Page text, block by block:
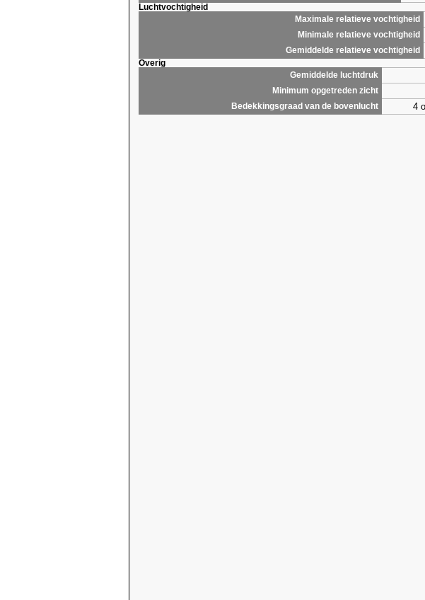
Luchtvochtigheid
Maximale relatieve vochtigheid
Minimale relatieve vochtigheid
Gemiddelde relatieve vochtigheid
Overig
Gemiddelde luchtdruk
Minimum opgetreden zicht
Bedekkingsgraad van de bovenlucht 4